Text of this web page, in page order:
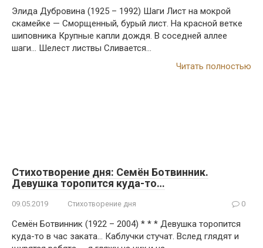
Элида Дубровина (1925 – 1992) Шаги Лист на мокрой
скамейке — Сморщенный, бурый лист. На красной ветке
шиповника Крупные капли дождя. В соседней аллее
шаги… Шелест листвы Сливается…
Читать полностью
Стихотворение дня: Семён Ботвинник.
Девушка торопится куда-то…
09.05.2019 Стихотворение дня 0
Семён Ботвинник (1922 – 2004) * * * Девушка торопится
куда-то в час заката… Каблучки стучат. Вслед глядят и